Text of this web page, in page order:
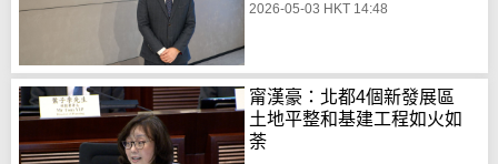
2026-05-03 HKT 14:48
甯漢豪：北都4個新發展區
土地平整和基建工程如火如
荼